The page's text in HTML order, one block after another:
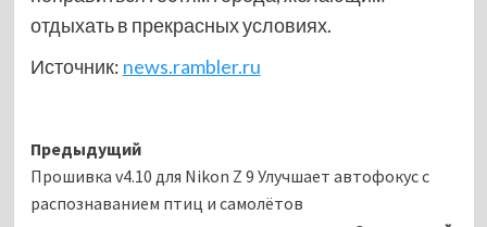
отдыхать в прекрасных условиях.
Источник: news.rambler.ru
Навигация
записи
Предыдущий
Прошивка v4.10 для Nikon Z 9 Улучшает автофокус с
распознаванием птиц и самолётов